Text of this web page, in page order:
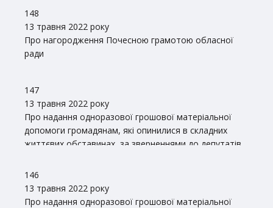
148
13 травня 2022 року
Про нагородження Почесною грамотою обласної
ради
147
13 травня 2022 року
Про надання одноразової грошової матеріальної
допомоги громадянам, які опинилися в складних
життєвих обставинах, за зверненнями до депутатів
146
13 травня 2022 року
Про надання одноразової грошової матеріальної